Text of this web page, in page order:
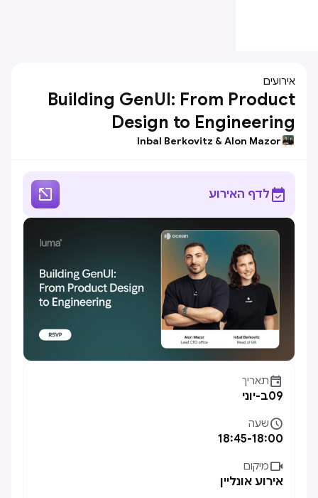
אירועים
Building GenUI: From Product
Design to Engineering
Inbal Berkovitz & Alon Mazor
 לדף האירוע 
תאריך
09ב-יוני
שעה
18:00
-
18:45
מיקום
אירוע אונליין